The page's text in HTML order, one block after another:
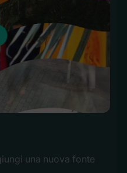
una nuova fonte